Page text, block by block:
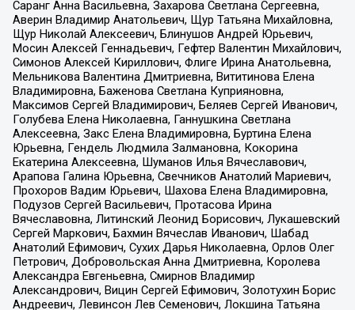
Саранг Анна Васильевна, Захарова Светлана Сергеевна,
Аверин Владимир Анатольевич, Щур Татьяна Михайловна,
Щур Николай Алексеевич, Блинушов Андрей Юрьевич,
Мосин Алексей Геннадьевич, Гефтер Валентин Михайлович,
Симонов Алексей Кириллович, Флиге Ирина Анатольевна,
Мельникова Валентина Дмитриевна, Вититинова Елена
Владимировна, Баженова Светлана Куприяновна,
Максимов Сергей Владимирович, Беляев Сергей Иванович,
Голубева Елена Николаевна, Ганнушкина Светлана
Алексеевна, Закс Елена Владимировна, Буртина Елена
Юрьевна, Гендель Людмила Залмановна, Кокорина
Екатерина Алексеевна, Шуманов Илья Вячеславович,
Арапова Галина Юрьевна, Свечников Анатолий Мариевич,
Прохоров Вадим Юрьевич, Шахова Елена Владимировна,
Подузов Сергей Васильевич, Протасова Ирина
Вячеславовна, Литинский Леонид Борисович, Лукашевский
Сергей Маркович, Бахмин Вячеслав Иванович, Шабад
Анатолий Ефимович, Сухих Дарья Николаевна, Орлов Олег
Петрович, Добровольская Анна Дмитриевна, Королева
Александра Евгеньевна, Смирнов Владимир
Александрович, Вицин Сергей Ефимович, Золотухин Борис
Андреевич, Левинсон Лев Семенович, Локшина Татьяна